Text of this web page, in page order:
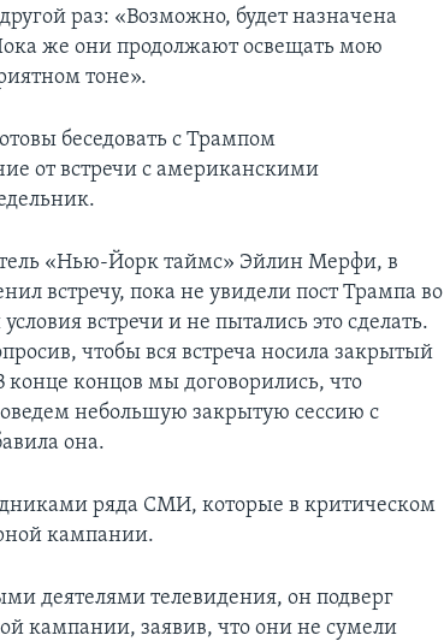
раз: «Возможно, будет назначена
же они продолжают освещать мою
тоне».
беседовать с Трампом
от встречи с американскими
«Нью-Йорк таймс» Эйлин Мерфи, в
встречу, пока не увидели пост Трампа во
встречи и не пытались это сделать.
чтобы вся встреча носила закрытый
конце концов мы договорились, что
небольшую закрытую сессию с
она.
ряда СМИ, которые в критическом
кампании.
деятелями телевидения, он подверг
кампании, заявив, что они не сумели